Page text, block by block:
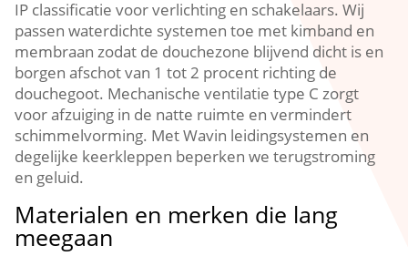
IP classificatie voor verlichting en schakelaars. Wij
passen waterdichte systemen toe met kimband en
membraan zodat de douchezone blijvend dicht is en
borgen afschot van 1 tot 2 procent richting de
douchegoot. Mechanische ventilatie type C zorgt
voor afzuiging in de natte ruimte en vermindert
schimmelvorming. Met Wavin leidingsystemen en
degelijke keerkleppen beperken we terugstroming
en geluid.
Materialen en merken die lang
meegaan